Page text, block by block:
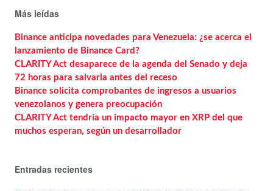
Más leídas
Binance anticipa novedades para Venezuela: ¿se acerca el
lanzamiento de Binance Card?
CLARITY Act desaparece de la agenda del Senado y deja
72 horas para salvarla antes del receso
Binance solicita comprobantes de ingresos a usuarios
venezolanos y genera preocupación
CLARITY Act tendría un impacto mayor en XRP del que
muchos esperan, según un desarrollador
Entradas recientes